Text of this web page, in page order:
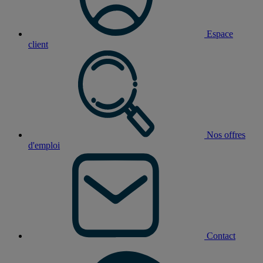
Espace
client
Nos offres
d'emploi
Contact